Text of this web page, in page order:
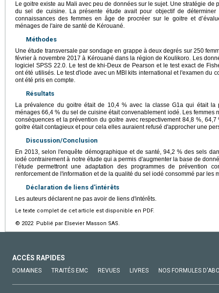
Le goitre existe au Mali avec peu de données sur le sujet. Une stratégie de
du sel de cuisine. La présente étude avait pour objectif de déterminer
connaissances des femmes en âge de procréer sur le goitre et
ménages de l'aire de santé de Kérouané.
Méthodes
Une étude transversale par sondage en grappe à deux degrés sur 250
février à novembre 2017 à Kérouané dans la région de Koulikoro. Les
logiciel SPSS 22.0. Le test de khi-Deux de Pearson et le test exact de
ont été utilisés. Le test d'iode avec un MBI kits international et l'examen du
ont été pris en compte.
Résultats
La prévalence du goitre était de 10,4 % avec la classe G1a qui était
ménages 66,4 % du sel de cuisine était convenablement iodé. Les femmes
conséquences et la prévention du goitre avec respectivement 84,8 %,
goitre était contagieux et pour cela elles auraient refusé d'approcher une
Discussion/Conclusion
En 2013, selon l'enquête démographique et de santé, 94,2 % des sels
iodé contrairement à notre étude qui a permis d'augmenter la base de
l’étude permettront une adaptation des programmes de prévention
renforcement de l'information et de la qualité du sel iodé consommé par les
Déclaration de liens d'intérêts
Les auteurs déclarent ne pas avoir de liens d'intérêts.
Le texte complet de cet article est disponible en PDF.
© 2022 Publié par Elsevier Masson SAS.
ACCÈS RAPIDES
DOMAINES TRAITÉS EMC REVUES LIVRES NOS FORMULES